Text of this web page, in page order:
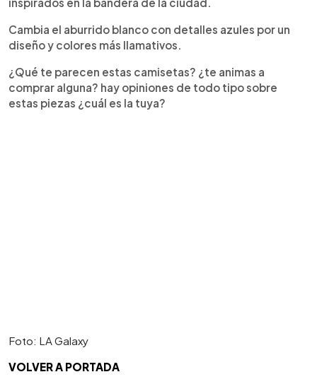
Cambia el aburrido blanco con detalles azules por un
diseño y colores más llamativos.
¿Qué te parecen estas camisetas? ¿te animas a
comprar alguna? hay opiniones de todo tipo sobre
estas piezas ¿cuál es la tuya?
Foto: LA Galaxy
VOLVER A PORTADA